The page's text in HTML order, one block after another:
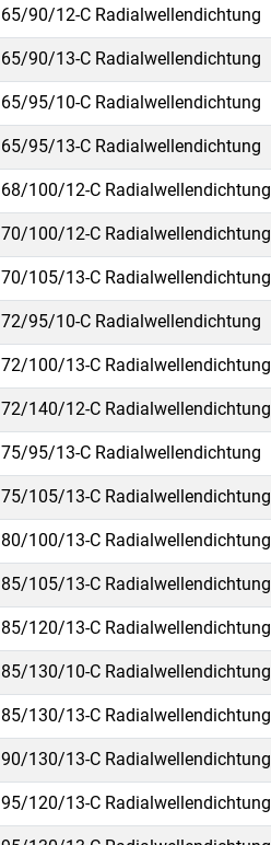
65/90/12-C Radialwellendichtung
65/90/13-C Radialwellendichtung
65/95/10-C Radialwellendichtung
65/95/13-C Radialwellendichtung
68/100/12-C Radialwellendichtung
70/100/12-C Radialwellendichtung
70/105/13-C Radialwellendichtung
72/95/10-C Radialwellendichtung
72/100/13-C Radialwellendichtung
72/140/12-C Radialwellendichtung
75/95/13-C Radialwellendichtung
75/105/13-C Radialwellendichtung
80/100/13-C Radialwellendichtung
85/105/13-C Radialwellendichtung
85/120/13-C Radialwellendichtung
85/130/10-C Radialwellendichtung
85/130/13-C Radialwellendichtung
90/130/13-C Radialwellendichtung
95/120/13-C Radialwellendichtung